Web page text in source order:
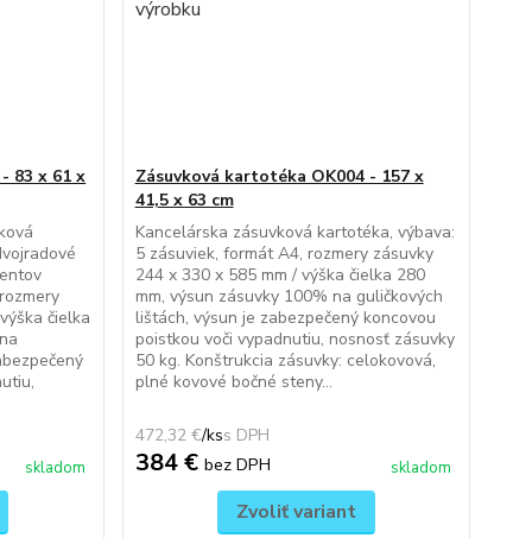
83 x 61 x
čielka
skladom
Zásuvková kartotéka OK004 - 157 x
41,5 x 63 cm
Kancelárska zásuvková kartotéka, výbava:
5 zásuviek, formát A4, rozmery zásuvky
244 x 330 x 585 mm / výška čielka 280
mm, výsun zásuvky 100% na guličkových
lištách, výsun je zabezpečený koncovou
poistkou voči vypadnutiu, nosnosť zásuvky
50 kg. Konštrukcia zásuvky: celokovová,
plné kovové bočné steny...
472,32 €/ks
384 € bez DPH skladom
Zvoliť variant